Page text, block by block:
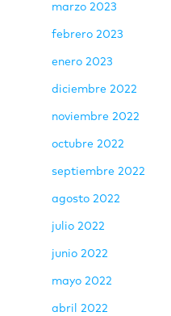
marzo 2023
febrero 2023
enero 2023
diciembre 2022
noviembre 2022
octubre 2022
septiembre 2022
agosto 2022
julio 2022
junio 2022
mayo 2022
abril 2022